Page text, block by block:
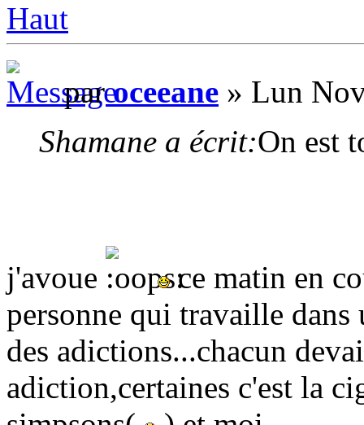
Haut
paroceeane » Lun
Shamane a écrit:On est
j'avoue
ce matin en
personne qui travaille
des adictions...chacun
adiction,certaines c'est la